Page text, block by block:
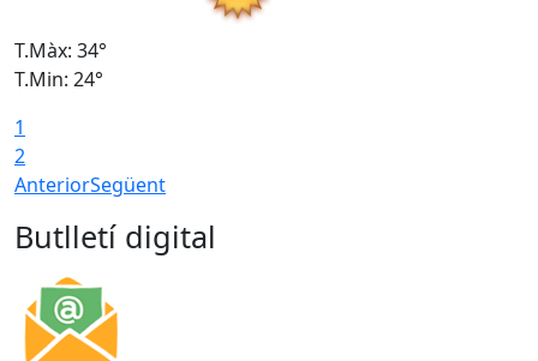
T.Màx: 34°
T.Min: 24°
1
2
AnteriorSegüent
Butlletí digital